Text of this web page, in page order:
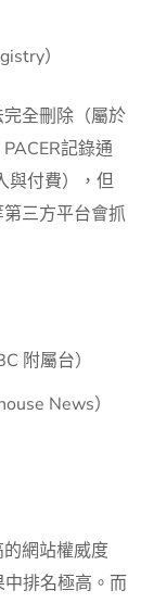
）
全刪除（屬於
記錄通
與付費），但
三方平台會抓
附屬台）
News）
網站權威度
中排名極高。而